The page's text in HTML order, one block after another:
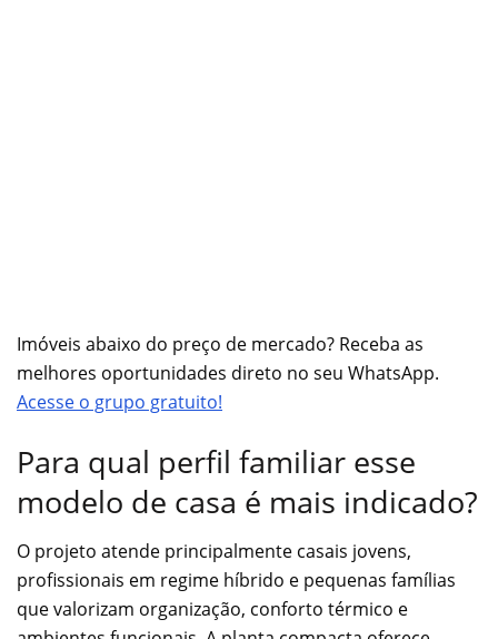
Imóveis abaixo do preço de mercado? Receba as
melhores oportunidades direto no seu WhatsApp.
Acesse o grupo gratuito!
Para qual perfil familiar esse
modelo de casa é mais indicado?
O projeto atende principalmente casais jovens,
profissionais em regime híbrido e pequenas famílias
que valorizam organização, conforto térmico e